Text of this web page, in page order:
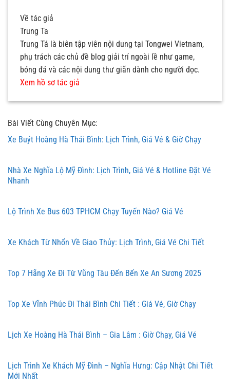
Về tác giả
Trung Ta
Trung Tá là biên tập viên nội dung tại Tongwei Vietnam,
phụ trách các chủ đề blog giải trí ngoài lề như game,
bóng đá và các nội dung thư giãn dành cho người đọc.
Xem hồ sơ tác giả
Bài Viết Cùng Chuyên Mục:
Xe Buýt Hoàng Hà Thái Bình: Lịch Trình, Giá Vé & Giờ Chạy
Nhà Xe Nghĩa Lộ Mỹ Đình: Lịch Trình, Giá Vé & Hotline Đặt Vé
Nhanh
Lộ Trình Xe Bus 603 TPHCM Chạy Tuyến Nào? Giá Vé
Xe Khách Từ Nhổn Về Giao Thủy: Lịch Trình, Giá Vé Chi Tiết
Top 7 Hãng Xe Đi Từ Vũng Tàu Đến Bến Xe An Sương 2025
Top Xe Vĩnh Phúc Đi Thái Bình Chi Tiết : Giá Vé, Giờ Chạy
Lịch Xe Hoàng Hà Thái Bình – Gia Lâm : Giờ Chạy, Giá Vé
Lịch Trình Xe Khách Mỹ Đình – Nghĩa Hưng: Cập Nhật Chi Tiết
Mới Nhất